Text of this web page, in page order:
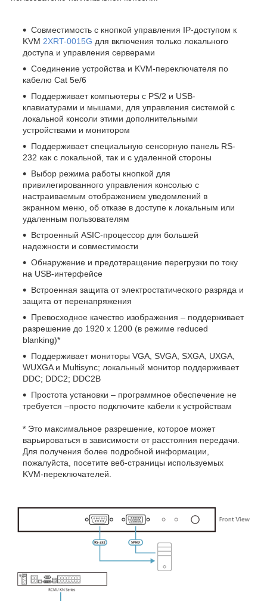
Совместимость с кнопкой управления IP-доступом к
KVM 2XRT-0015G для включения только локального
доступа и управления серверами
Соединение устройства и KVM-переключателя по
кабелю Cat 5e/6
Поддерживает компьютеры с PS/2 и USB-
клавиатурами и мышами, для управления системой с
локальной консоли этими дополнительными
устройствами и монитором
Поддерживает специальную сенсорную панель RS-
232 как с локальной, так и с удаленной стороны
Выбор режима работы кнопкой для
привилегированного управления консолью с
настраиваемым отображением уведомлений в
экранном меню, об отказе в доступе к локальным или
удаленным пользователям
Встроенный ASIC-процессор для большей
надежности и совместимости
Обнаружение и предотвращение перегрузки по току
на USB-интерфейсе
Встроенная защита от электростатического разряда и
защита от перенапряжения
Превосходное качество изображения – поддерживает
разрешение до 1920 x 1200 (в режиме reduced
blanking)*
Поддерживает мониторы VGA, SVGA, SXGA, UXGA,
WUXGA и Multisync; локальный монитор поддерживает
DDC; DDC2; DDC2B
Простота установки – программное обеспечение не
требуется –просто подключите кабели к устройствам
* Это максимальное разрешение, которое может
варьироваться в зависимости от расстояния передачи.
Для получения более подробной информации,
пожалуйста, посетите веб-страницы используемых
KVM-переключателей.